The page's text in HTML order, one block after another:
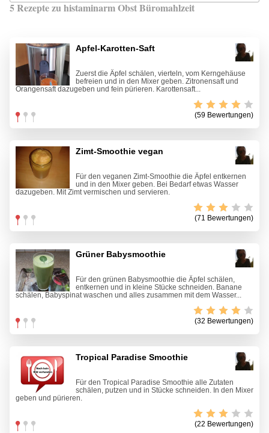
5 Rezepte zu histaminarm Obst Büromahlzeit
Apfel-Karotten-Saft
Zuerst die Äpfel schälen, vierteln, vom Kerngehäuse
befreien und in den Mixer geben. Zitronensaft und
Orangensaft dazugeben und fein pürieren. Karottensaft...
(59 Bewertungen)
Zimt-Smoothie vegan
Für den veganen Zimt-Smoothie die Äpfel entkernen
und in den Mixer geben. Bei Bedarf etwas Wasser
dazugeben. Mit Zimt vermischen und servieren.
(71 Bewertungen)
Grüner Babysmoothie
Für den grünen Babysmoothie die Äpfel schälen,
entkernen und in kleine Stücke schneiden. Banane
schälen, Babyspinat waschen und alles zusammen mit dem Wasser...
(32 Bewertungen)
Tropical Paradise Smoothie
Für den Tropical Paradise Smoothie alle Zutaten
schälen, putzen und in Stücke schneiden. In den Mixer
geben und pürieren.
(22 Bewertungen)